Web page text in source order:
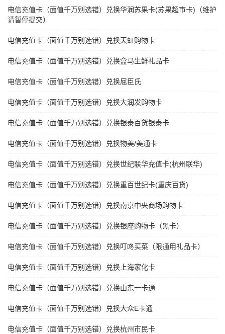
电信充值卡（面值千万别选错）兑换华润苏果卡(苏果超市卡)（维护
请暂停提交）
电信充值卡（面值千万别选错）兑换天虹购物卡
电信充值卡（面值千万别选错）兑换盒马生鲜礼品卡
电信充值卡（面值千万别选错）兑换屈臣氏
电信充值卡（面值千万别选错）兑换大润发购物卡
电信充值卡（面值千万别选错）兑换银泰百货银泰卡
电信充值卡（面值千万别选错）兑换物美/美通卡
电信充值卡（面值千万别选错）兑换世纪联华充值卡(杭州联华)
电信充值卡（面值千万别选错）兑换重百世纪卡(重庆百货)
电信充值卡（面值千万别选错）兑换南京中央商场购物卡
电信充值卡（面值千万别选错）兑换银座购物卡（黑卡）
电信充值卡（面值千万别选错）兑换叮咚买菜（限通用礼品卡）
电信充值卡（面值千万别选错）兑换上海家化卡
电信充值卡（面值千万别选错）兑换山东一卡通
电信充值卡（面值千万别选错）兑换大众E卡通
电信充值卡（面值千万别选错）兑换杭州市民卡